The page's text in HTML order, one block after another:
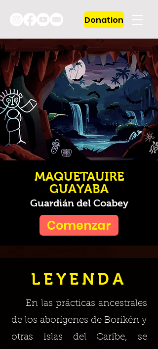
Donation
MAQUETAUIRE
GUAYABA
Guardián del Coabey
Comenzar
LEYENDA
En las prácticas ancestrales
de los aborígenes de Borikén y
otras islas del Caribe, se